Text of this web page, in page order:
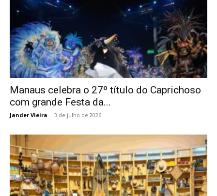
Manaus celebra o 27º título do Caprichoso
com grande Festa da...
Jander Vieira - 3 de julho de 2026